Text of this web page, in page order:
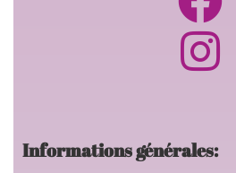
Informations générales: